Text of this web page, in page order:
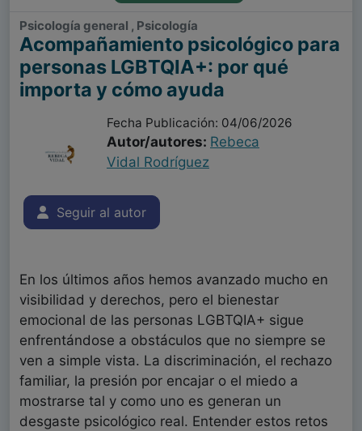
Psicología general , Psicología
Acompañamiento psicológico para
personas LGBTQIA+: por qué
importa y cómo ayuda
Fecha Publicación: 04/06/2026
Autor/autores: Rebeca
Vidal Rodríguez
Seguir al autor
En los últimos años hemos avanzado mucho en
visibilidad y derechos, pero el bienestar
emocional de las personas LGBTQIA+ sigue
enfrentándose a obstáculos que no siempre se
ven a simple vista. La discriminación, el rechazo
familiar, la presión por encajar o el miedo a
mostrarse tal y como uno es generan un
desgaste psicológico real. Entender estos retos